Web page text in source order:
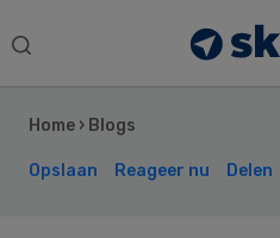
Search
Home › Blogs
Opslaan Reageer nu Delen
Sidebar